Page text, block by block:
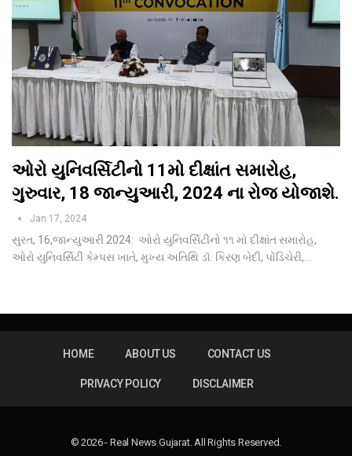
ઓરો યુનિવર્સિટીનો 11મો દીક્ષાંત સમારોહ,
ગુરુવાર, 18 જાન્યુઆરી, 2024 ના રોજ યોજાશે.
Jan 17, 2024
સુરત, 16,જાન્યુઆરી 2024: ઓરો યુનિવર્સિટીનો ૧૧ મો દીક્ષાંત સમારોહ,
ઓરો યુનિવર્સિટી કેમ્પસ ખાતે, મુખ્ય અતિથિ ડૉ. કિરણ બેદી, પોંડિચેરી,…
HOME ABOUT US CONTACT US
PRIVACY POLICY DISCLAIMER
© 2026 - Real News Gujarat. All Rights Reserved.